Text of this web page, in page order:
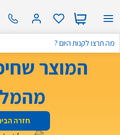
המוצר
חזרה